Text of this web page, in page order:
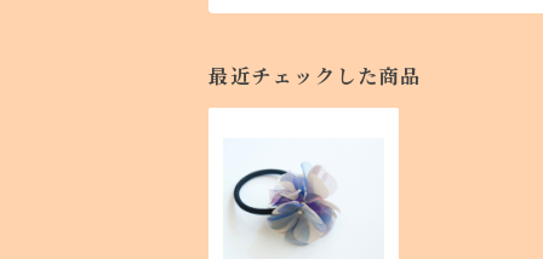
最近チェックした商品